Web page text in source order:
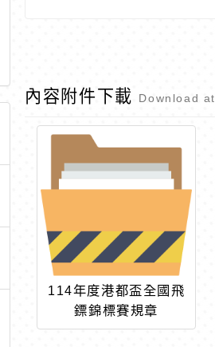
內容附件下載 Download
114年度港都盃全國飛
鏢錦標賽規章